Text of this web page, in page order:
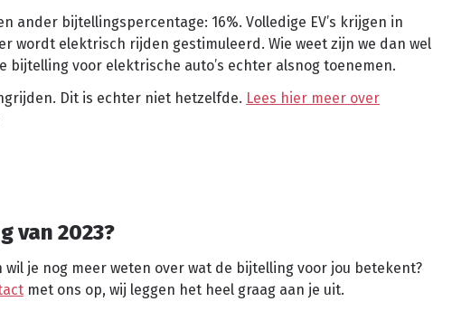
ander bijtellingspercentage: 16%. Volledige EV’s krijgen in
wordt elektrisch rijden gestimuleerd. Wie weet zijn we dan wel
bijtelling voor elektrische auto’s echter alsnog toenemen.
Dit is echter niet hetzelfde. Lees hier meer over
van 2023?
je nog meer weten over wat de bijtelling voor jou betekent?
met ons op, wij leggen het heel graag aan je uit.